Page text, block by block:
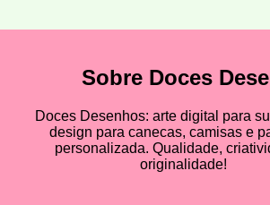
Sobre Doces
Doces Desenhos: arte digital para
design para canecas, camisas e
personalizada. Qualidade,
originalidade!